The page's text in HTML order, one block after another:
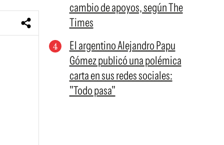
cambio de apoyos, según The
Times
El argentino Alejandro Papu
Gómez publicó una polémica
carta en sus redes sociales:
"Todo pasa"